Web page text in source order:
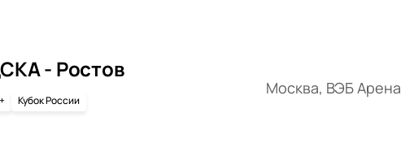
- Ростов
Кубок России
Москва, ВЭБ Арена